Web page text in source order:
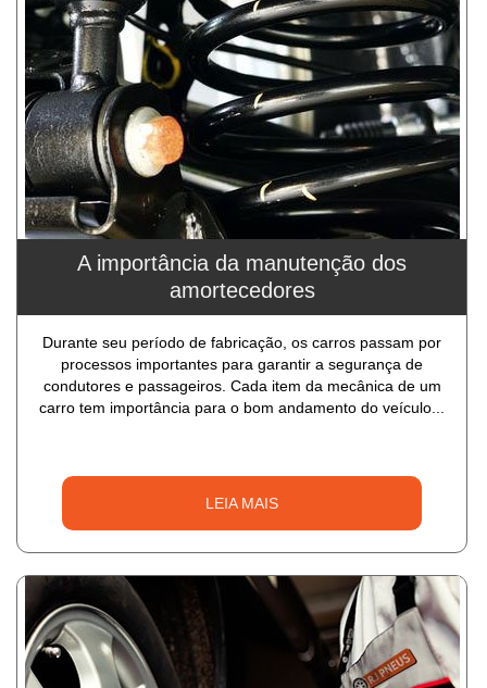
A importância da manutenção dos
amortecedores
Durante seu período de fabricação, os carros passam por
processos importantes para garantir a segurança de
condutores e passageiros. Cada item da mecânica de um
carro tem importância para o bom andamento do veículo...
LEIA MAIS